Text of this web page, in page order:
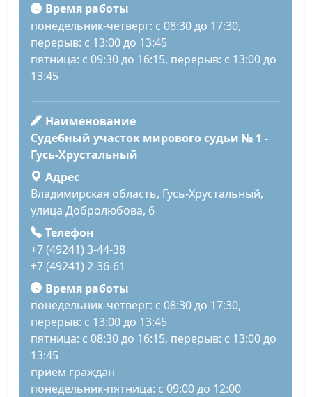
Время работы
понедельник-четверг: с 08:30 до 17:30,
перерыв: с 13:00 до 13:45
пятница: с 09:30 до 16:15, перерыв: с 13:00 до
13:45
Наименование
Судебный участок мирового судьи № 1 -
Гусь-Хрустальный
Адрес
Владимирская область, Гусь-Хрустальный,
улица Добролюбова, 6
Телефон
+7 (49241) 3-44-38
+7 (49241) 2-36-61
Время работы
понедельник-четверг: с 08:30 до 17:30,
перерыв: с 13:00 до 13:45
пятница: с 08:30 до 16:15, перерыв: с 13:00 до
13:45
прием граждан
понедельник-пятница: с 09:00 до 12:00